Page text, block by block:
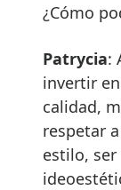
¿Cómo
Patrycia:
invertir
calidad,
respetar
estilo,